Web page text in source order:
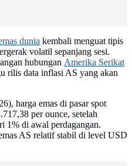
dunia kembali menguat tipis
volatil sepanjang sesi.
hubungan Amerika Serikat
rilis data inflasi AS yang akan
harga emas di pasar spot
per ounce, setelah
1% di awal perdagangan.
AS relatif stabil di level USD